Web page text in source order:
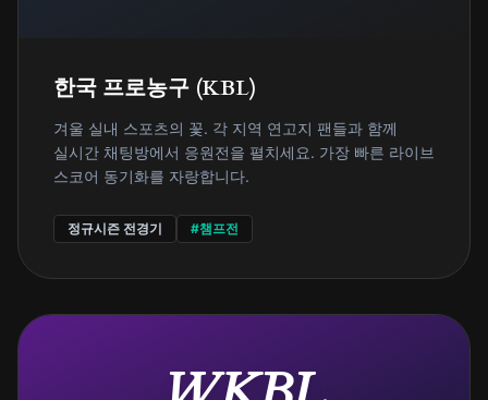
한국 프로농구 (KBL)
겨울 실내 스포츠의 꽃. 각 지역 연고지 팬들과 함께
실시간 채팅방에서 응원전을 펼치세요. 가장 빠른 라이브
스코어 동기화를 자랑합니다.
정규시즌 전경기 #챔프전